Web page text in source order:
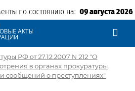
по состоянию на: 09 августа 2026
АКТЫ
РФ от 27.12.2007 N 212 "О
в органах прокуратуры
сообщений о преступлениях"